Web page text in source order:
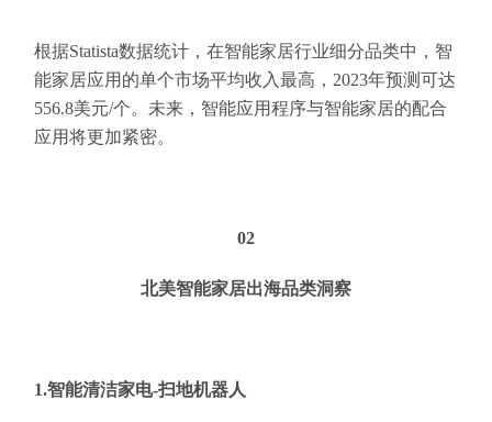
根据Statista数据统计，在智能家居行业细分品类中，智
能家居应用的单个市场平均收入最高，2023年预测可达
556.8美元/个。未来，智能应用程序与智能家居的配合
应用将更加紧密。
02
北美智能家居出海品类洞察
1.智能清洁家电-扫地机器人